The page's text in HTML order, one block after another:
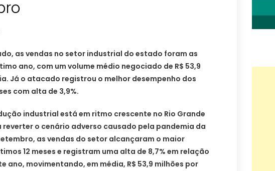
as vendas no setor industrial do estado foram as
ano, com um volume médio negociado de R$ 53,9
Já o atacado registrou o melhor desempenho dos
com alta de 3,9%.
industrial está em ritmo crescente no Rio Grande
reverter o cenário adverso causado pela pandemia da
as vendas do setor alcançaram o maior
12 meses e registram uma alta de 8,7% em relação
ano, movimentando, em média, R$ 53,9 milhões por